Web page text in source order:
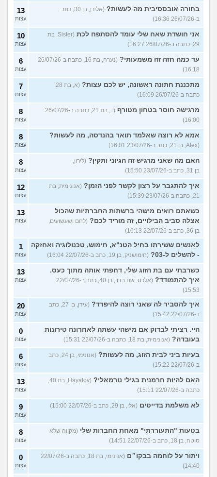
בחורה אובססיבית מה לעשות?
(אלירן, בן 30, כתב
ב-26/07/26 16:36)
13
עצות
אני חושדת שאח שלי עומד להסתפח לכת
(Sister, בת
29, כתבה ב-26/07/26 16:27)
10
עצות
עד כמה חזה זה משמעותי?
(נערה, בת 16, כתבה ב-26/07/26
16:18)
6
עצות
מתכננת חתונה ראשונה, יש לכם עצות?
(א, בת 28,
כתבה ב-26/07/26 16:09)
7
עצות
מרגישה חוסר בטחון מטורף
(.., בת 21, כתבה ב-26/07/26
16:00)
8
עצות
אמא לא רוצה שאלמד תואר בהנדסה, מה לעשות?
(Alex, בן 21, כתב ב-23/07/26 16:01)
8
עצות
האם מה שאני מרגיש זה הגיוני ותקין? (לירון,
בן 31, כתב ב-23/07/26 15:50)
8
עצות
איך להתגבר על רצון לקשר לפני הזמן? (אנונימית, בת
21, כתבה ב-23/07/26 15:39)
12
עצות
כשאתם רואים מישהי ברשתות החברתיות שהכול
אצלה סביב הבילויים, זה מוריד לכם? (לחם ושעשועים,
בן 36, כתב ב-22/07/26 16:13)
13
עצות
לאנשים ששירתו בחיל הטנ"א, חימוש, טכנולוגיה ואחזקה
- להשלים ל-03?
(חימושניק, בן 19, כתב ב-22/07/26 16:04)
1
עצות
כשרבתי עם בת הזוג שלי, דחפתי אותה מתוך כעס.
איך להתמודד?
(אלכס, שם בדוי, בן 40, כתב ב-22/07/26
15:53)
13
עצות
איך להסביר לה שאני רוצה להיפרד?
(עידן, בן 27, כתב
ב-22/07/26 15:42)
20
עצות
היי. רציתי לבדוק אם מישהי עשתה לאחרונה טירונות
בעובדה? (אנונימית, בת 18, כתבה ב-22/07/26 15:31)
0
עצות
בעיות ביני לבית הזוג, מה לעשות?
(אנונימי, בן 24, כתב
ב-22/07/26 15:22)
6
עצות
האם להיות חרמנית בגילי נורמאלי?
(Hayatov, בת 40,
כתבה ב-22/07/26 15:11)
13
עצות
לא משלמת בדייטים (אלי, בן 29, כתב ב-22/07/26 15:00) 9
עצות
בטעות "התעוררתי" מאחת החברות שלי (מקווה שלא
סוטה, בן 18, כתב ב-22/07/26 14:51)
8
עצות
ויתור על לוחמה בבקו״ם
(אנונימי, בת 18, כתבה ב-22/07/26
14:40)
0
עצות